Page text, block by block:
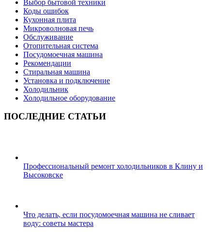
Выбор бытовой техники
Коды ошибок
Кухонная плита
Микроволновая печь
Обслуживание
Отопительная система
Посудомоечная машина
Рекомендации
Стиральная машина
Установка и подключение
Холодильник
Холодильное оборудование
ПОСЛЕДНИЕ СТАТЬИ
Профессиональный ремонт холодильников в Клину и
Высоковске
Что делать, если посудомоечная машина не сливает
воду: советы мастера